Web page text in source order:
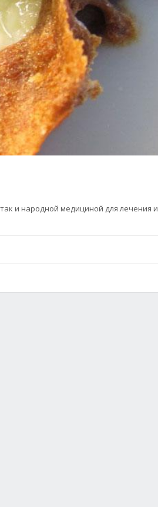
и народной медициной для лечения и